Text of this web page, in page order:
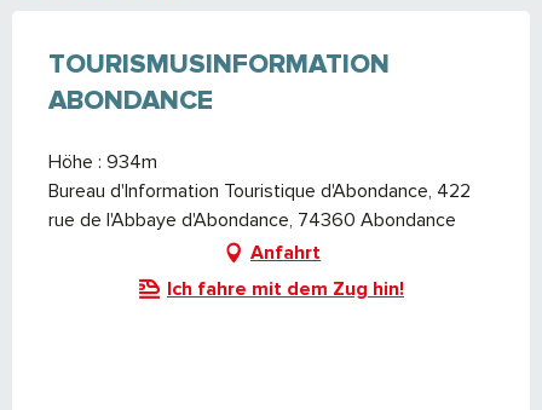
TOURISMUSINFORMATION
ABONDANCE
Höhe : 934m
Bureau d'Information Touristique d'Abondance, 422
rue de l'Abbaye d'Abondance, 74360 Abondance
Anfahrt
Ich fahre mit dem Zug hin!